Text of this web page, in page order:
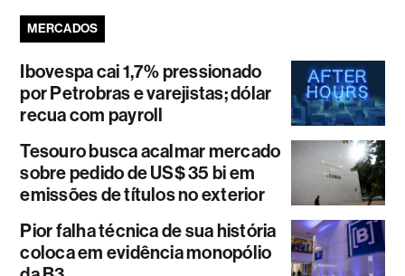
MERCADOS
Ibovespa cai 1,7% pressionado
por Petrobras e varejistas; dólar
recua com payroll
Tesouro busca acalmar mercado
sobre pedido de US$ 35 bi em
emissões de títulos no exterior
Pior falha técnica de sua história
coloca em evidência monopólio